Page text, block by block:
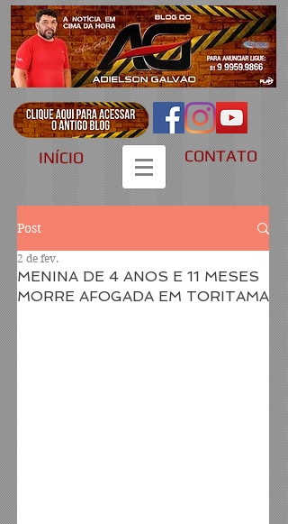
INÍCIO CONTATO
Post
MENINA DE 4 ANOS E 11 MESES
MORRE AFOGADA EM TORITAMA
2 de fev.